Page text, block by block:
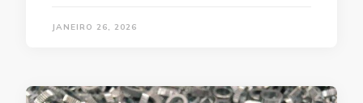
JANEIRO 26, 2026